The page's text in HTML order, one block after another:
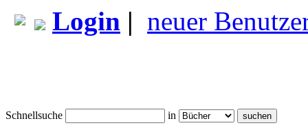
Login | neuer
Schnellsuche in